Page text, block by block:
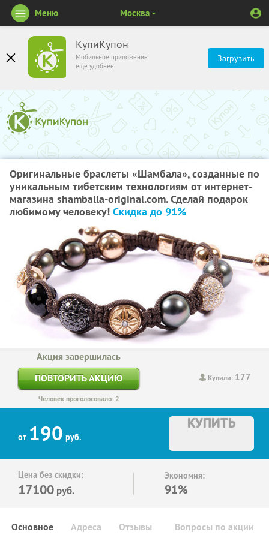
КупиКупон
Мобильное приложение
ещё удобнее
Загрузить
Меню Москва
Оригинальные браслеты «Шамбала», созданные по
уникальным тибетским технологиям от интернет-
магазина shamballa-original.com. Сделай подарок
любимому человеку! Скидка до 91%
Купили: 177
Акция завершилась
ПОВТОРИТЬ АКЦИЮ
Человек проголосовало: 2
от 190 руб.
КУПИТЬ
Цена без скидки:
17100 руб.
Экономия:
91%
Основное Отзывы Вопросы по акции
Адреса